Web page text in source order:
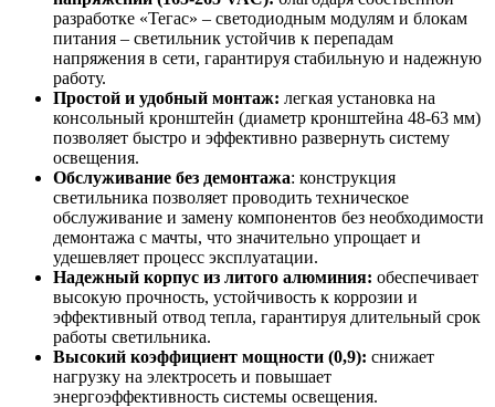
разработке «Тегас» – светодиодным модулям и блокам
питания – светильник устойчив к перепадам
напряжения в сети, гарантируя стабильную и надежную
работу.
Простой и удобный монтаж: легкая установка на
консольный кронштейн (диаметр кронштейна 48-63 мм)
позволяет быстро и эффективно развернуть систему
освещения.
Обслуживание без демонтажа: конструкция
светильника позволяет проводить техническое
обслуживание и замену компонентов без необходимости
демонтажа с мачты, что значительно упрощает и
удешевляет процесс эксплуатации.
Надежный корпус из литого алюминия: обеспечивает
высокую прочность, устойчивость к коррозии и
эффективный отвод тепла, гарантируя длительный срок
работы светильника.
Высокий коэффициент мощности (0,9): снижает
нагрузку на электросеть и повышает
энергоэффективность системы освещения.